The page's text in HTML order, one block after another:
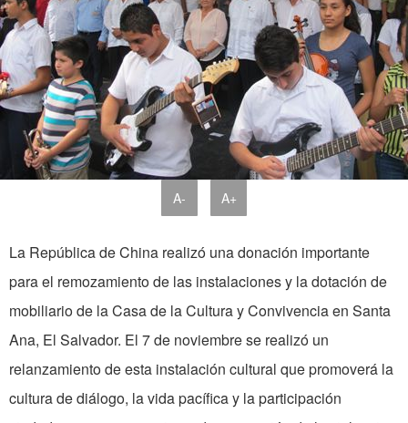
A- A+
La República de China realizó una donación importante
para el remozamiento de las instalaciones y la dotación de
mobiliario de la Casa de la Cultura y Convivencia en Santa
Ana, El Salvador. El 7 de noviembre se realizó un
relanzamiento de esta instalación cultural que promoverá la
cultura de diálogo, la vida pacífica y la participación